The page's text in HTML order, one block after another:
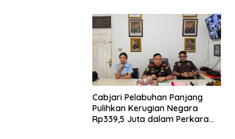
Cabjari Pelabuhan Panjang
Pulihkan Kerugian Negara
Rp339,5 Juta dalam Perkara